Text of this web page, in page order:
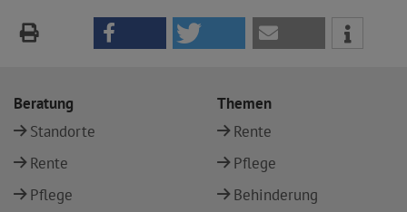
Beratung
Standorte
Rente
Pflege
Themen
Rente
Pflege
Behinderung